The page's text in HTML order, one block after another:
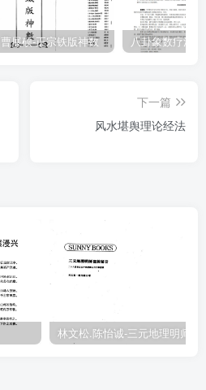
曹展硕-正宗铁版神数
下一篇
风水堪舆理论经法